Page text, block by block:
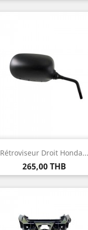
Rétroviseur Droit Honda...
Prix
265,00 THB
Aperçu rapide